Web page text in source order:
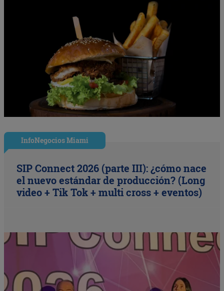
InfoNegocios Miami
SIP Connect 2026 (parte III): ¿cómo nace
el nuevo estándar de producción? (Long
video + Tik Tok + multi cross + eventos)